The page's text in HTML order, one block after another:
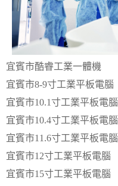
宜賓市酷睿工業一體機
宜賓市8-9寸工業平板電腦
宜賓市10.1寸工業平板電腦
宜賓市10.4寸工業平板電腦
宜賓市11.6寸工業平板電腦
宜賓市12寸工業平板電腦
宜賓市15寸工業平板電腦